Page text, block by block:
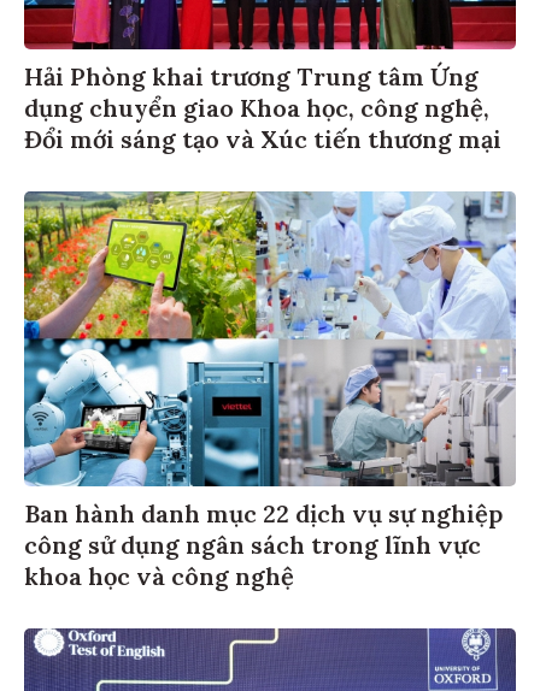
Hải Phòng khai trương Trung tâm Ứng
dụng chuyển giao Khoa học, công nghệ,
Đổi mới sáng tạo và Xúc tiến thương mại
Ban hành danh mục 22 dịch vụ sự nghiệp
công sử dụng ngân sách trong lĩnh vực
khoa học và công nghệ